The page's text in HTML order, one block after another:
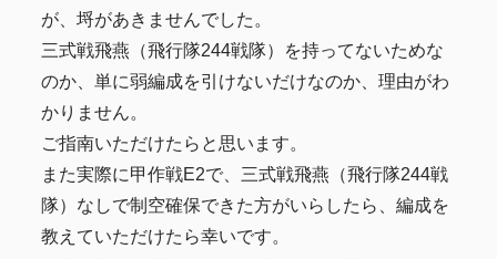
が、埒があきませんでした。
三式戦飛燕（飛行隊244戦隊）を持ってないためな
のか、単に弱編成を引けないだけなのか、理由がわ
かりません。
ご指南いただけたらと思います。
また実際に甲作戦E2で、三式戦飛燕（飛行隊244戦
隊）なしで制空確保できた方がいらしたら、編成を
教えていただけたら幸いです。